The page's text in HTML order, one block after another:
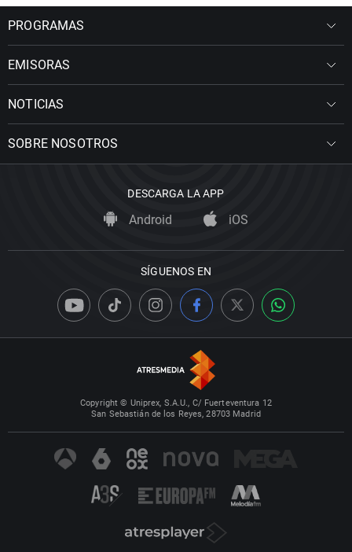
PROGRAMAS
EMISORAS
NOTICIAS
SOBRE NOSOTROS
DESCARGA LA APP
Android iOS
SÍGUENOS EN
Copyright © Uniprex, S.A.U., C/ Fuerteventura 12
San Sebastián de los Reyes, 28703 Madrid